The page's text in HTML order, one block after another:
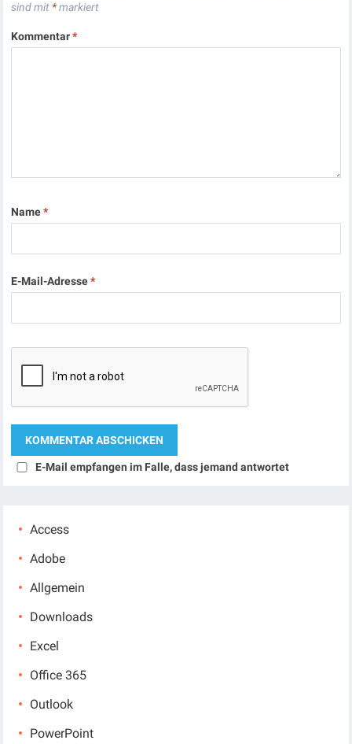
sind mit *markiert
Kommentar*
Name*
E-Mail-Adresse*
E-Mail empfangen im Falle, dass jemand antwortet
Access
Adobe
Allgemein
Downloads
Excel
Office 365
Outlook
PowerPoint